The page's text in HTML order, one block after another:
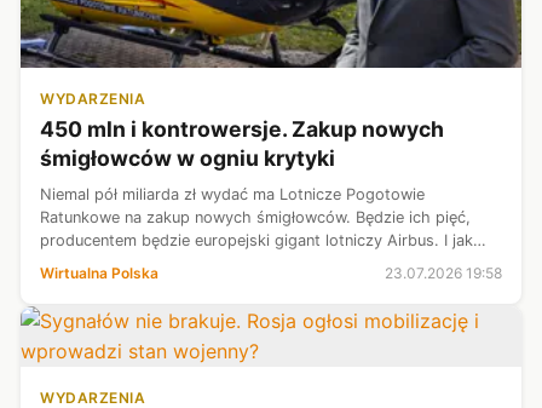
WYDARZENIA
450 mln i kontrowersje. Zakup nowych
śmigłowców w ogniu krytyki
Niemal pół miliarda zł wydać ma Lotnicze Pogotowie
Ratunkowe na zakup nowych śmigłowców. Będzie ich pięć,
producentem będzie europejski gigant lotniczy Airbus. I jak
kontrowersji.
Wirtualna Polska 23.07.2026 19:58
WYDARZENIA